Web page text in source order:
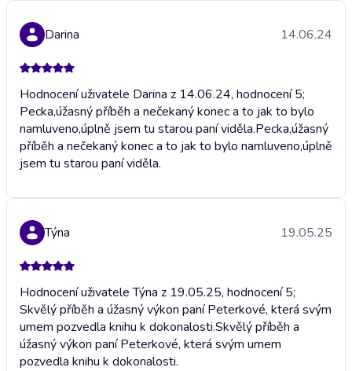
Darina 14.06.24
Hodnocení uživatele Darina z 14.06.24, hodnocení 5;
Pecka,úžasný příběh a nečekaný konec a to jak to bylo
namluveno,úplně jsem tu starou paní viděla.Pecka,úžasný
příběh a nečekaný konec a to jak to bylo namluveno,úplně
jsem tu starou paní viděla.
Týna 19.05.25
Hodnocení uživatele Týna z 19.05.25, hodnocení 5;
Skvělý příběh a úžasný výkon paní Peterkové, která svým
umem pozvedla knihu k dokonalosti.Skvělý příběh a
úžasný výkon paní Peterkové, která svým umem
pozvedla knihu k dokonalosti.